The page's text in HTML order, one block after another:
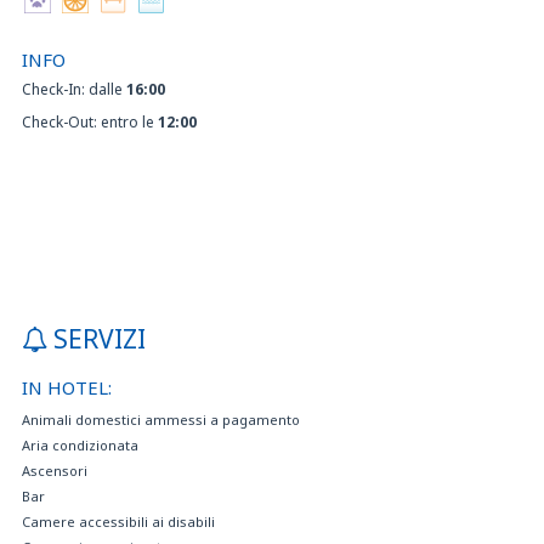
INFO
Check-In: dalle 16:00
Check-Out: entro le 12:00
SERVIZI
IN HOTEL:
Animali domestici ammessi a pagamento
Aria condizionata
Ascensori
Bar
Camere accessibili ai disabili